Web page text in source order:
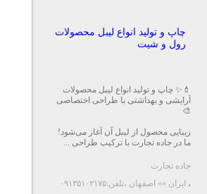
چاپ و تولید انواع لیبل محصولات
رول و شیت
💄✨ چاپ و تولید انواع لیبل محصولات
آرایشی و بهداشتی با طراحی اختصاصی
🎨
زیبایی محصول از لیبل آن آغاز می‌شود!
ما در جاده تجارت با ترکیب طراحی ...
جاده تجارت
، ایران »» اصفهان ،تلفن:۰۹۱۳۵۱۰۲۱۷۵